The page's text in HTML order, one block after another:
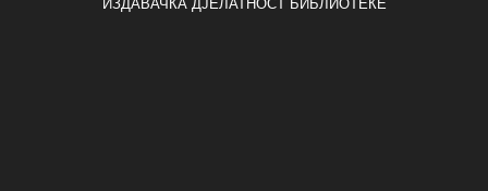
ИЗДАВАЧКА ДЈЕЛАТНОСТ БИБЛИОТЕКЕ